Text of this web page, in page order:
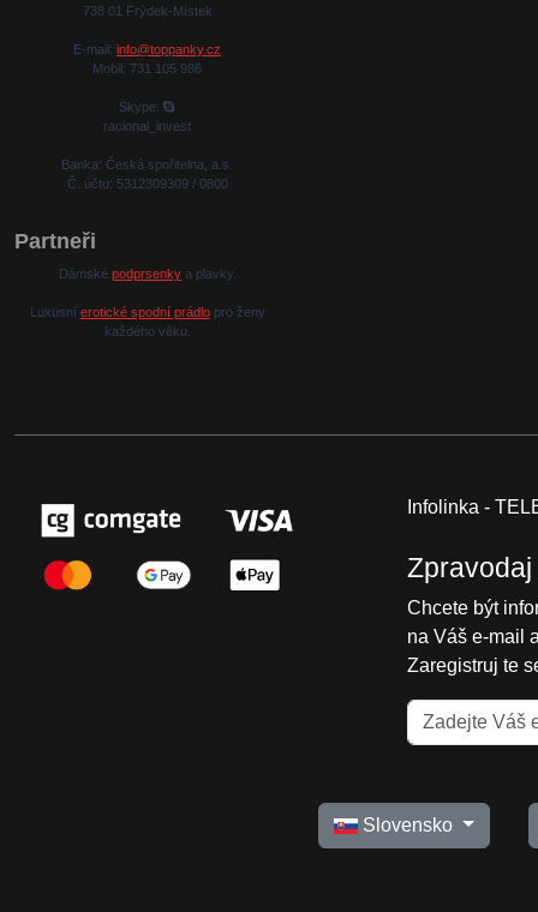
738 01 Frýdek-Místek
E-mail: info@toppanky.cz
Mobil: 731 105 986
Skype:
racional_invest
Banka: Česká spořitelna, a.s.
Č. účtu: 5312309309 / 0800
Partneři
Dámské podprsenkya plavky.
Luxusní erotické spodní prádlopro ženy
každého věku.
Infolinka -
Zpravodaj
Chcete být
na Váš e-mail
Zaregistruj te
Slovensko